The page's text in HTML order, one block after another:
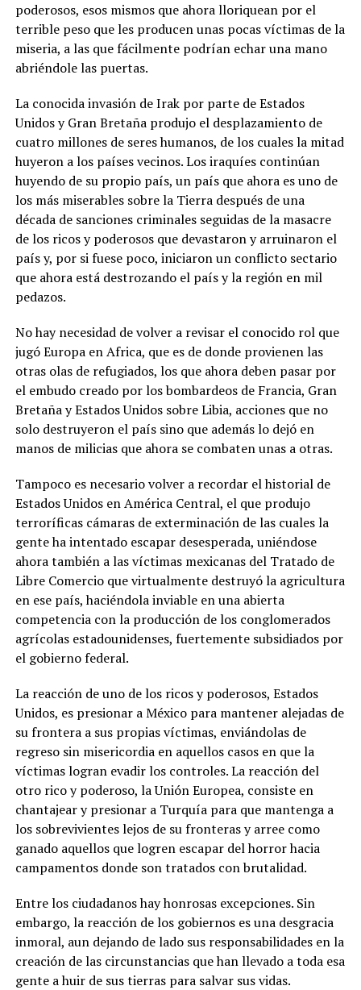
poderosos, esos mismos que ahora lloriquean por el
terrible peso que les producen unas pocas víctimas de la
miseria, a las que fácilmente podrían echar una mano
abriéndole las puertas.
La conocida invasión de Irak por parte de Estados
Unidos y Gran Bretaña produjo el desplazamiento de
cuatro millones de seres humanos, de los cuales la mitad
huyeron a los países vecinos. Los iraquíes continúan
huyendo de su propio país, un país que ahora es uno de
los más miserables sobre la Tierra después de una
década de sanciones criminales seguidas de la masacre
de los ricos y poderosos que devastaron y arruinaron el
país y, por si fuese poco, iniciaron un conflicto sectario
que ahora está destrozando el país y la región en mil
pedazos.
No hay necesidad de volver a revisar el conocido rol que
jugó Europa en Africa, que es de donde provienen las
otras olas de refugiados, los que ahora deben pasar por
el embudo creado por los bombardeos de Francia, Gran
Bretaña y Estados Unidos sobre Libia, acciones que no
solo destruyeron el país sino que además lo dejó en
manos de milicias que ahora se combaten unas a otras.
Tampoco es necesario volver a recordar el historial de
Estados Unidos en América Central, el que produjo
terroríficas cámaras de exterminación de las cuales la
gente ha intentado escapar desesperada, uniéndose
ahora también a las víctimas mexicanas del Tratado de
Libre Comercio que virtualmente destruyó la agricultura
en ese país, haciéndola inviable en una abierta
competencia con la producción de los conglomerados
agrícolas estadounidenses, fuertemente subsidiados por
el gobierno federal.
La reacción de uno de los ricos y poderosos, Estados
Unidos, es presionar a México para mantener alejadas de
su frontera a sus propias víctimas, enviándolas de
regreso sin misericordia en aquellos casos en que la
víctimas logran evadir los controles. La reacción del
otro rico y poderoso, la Unión Europea, consiste en
chantajear y presionar a Turquía para que mantenga a
los sobrevivientes lejos de su fronteras y arree como
ganado aquellos que logren escapar del horror hacia
campamentos donde son tratados con brutalidad.
Entre los ciudadanos hay honrosas excepciones. Sin
embargo, la reacción de los gobiernos es una desgracia
inmoral, aun dejando de lado sus responsabilidades en la
creación de las circunstancias que han llevado a toda esa
gente a huir de sus tierras para salvar sus vidas.